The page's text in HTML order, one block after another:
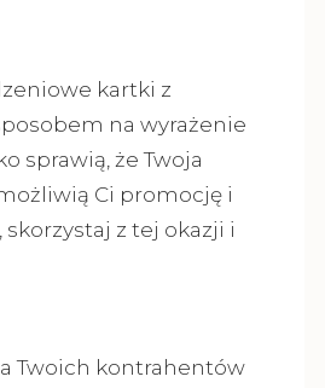
kartki z
na wyrażenie
sprawią, że Twoja
Ci promocję i
z tej okazji i
Twoich kontrahentów